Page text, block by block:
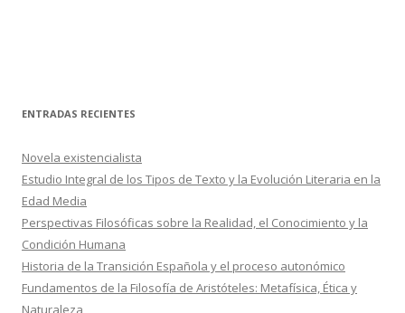
ENTRADAS RECIENTES
Novela existencialista
Estudio Integral de los Tipos de Texto y la Evolución Literaria en la
Edad Media
Perspectivas Filosóficas sobre la Realidad, el Conocimiento y la
Condición Humana
Historia de la Transición Española y el proceso autonómico
Fundamentos de la Filosofía de Aristóteles: Metafísica, Ética y
Naturaleza